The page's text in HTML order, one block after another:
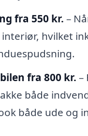
fra 550 kr. –
hvilket
fra 800 kr. –
både
både ude og